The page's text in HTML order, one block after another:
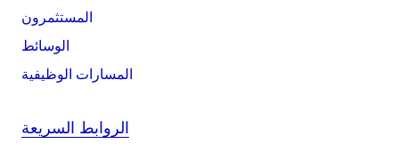
المستثمرون
الوسائط
المسارات الوظيفية
الروابط السريعة